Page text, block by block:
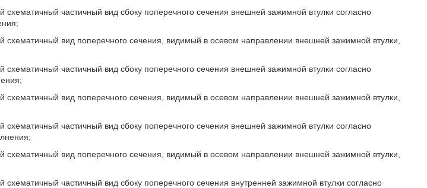
схематичный частичный вид сбоку поперечного сечения внешней зажимной втулки согласно
схематичный вид поперечного сечения, видимый в осевом направлении внешней зажимной втулки,
схематичный частичный вид сбоку поперечного сечения внешней зажимной втулки согласно
схематичный вид поперечного сечения, видимый в осевом направлении внешней зажимной втулки,
схематичный частичный вид сбоку поперечного сечения внешней зажимной втулки согласно
схематичный вид поперечного сечения, видимый в осевом направлении внешней зажимной втулки,
схематичный частичный вид сбоку поперечного сечения внутренней зажимной втулки согласно